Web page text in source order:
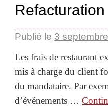
Publié le 3
Les frais de restaurant
mis à charge du client
du mandataire. Par
d’événements …